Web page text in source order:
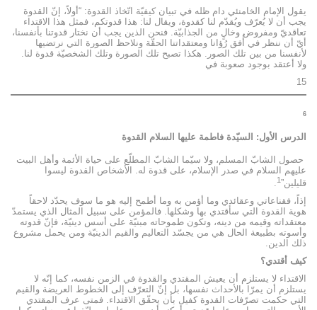
يقول الإمام الخامنئي دام ظله في تبيان كيفيّة اتّخاذ القدوة: “أولاً، إنّ القدوة
يجب أن لا يُعرّف ويُقدّم لنا كقدوة، ويقال لنا: هذا قدوتكم، فمثل هذا الاقتداء
تعاقديّ ومفروض وخالٍ من الجذابيّة. فنحن الذين يجب أن نختار قدوتنا بأنفسنا،
أيّ أن ننظر في أُفق رُؤانا ومعتقداتنا الحقّة ونلاحظ الصورة التي نرتضيها
لأنفسنا من بين تلك الصور. هكذا تصبح تلك الصورة وتلك الشخصيّة قدوة لنا.
ولا أعتقد بوجود صعوبة في
15
6
الدرس الأول: السيّدة فاطمة عليها السلام القدوة
حصول الشابّ المسلم، ولا سيّما الشابّ المطلّع على حياة الأئمة وأهل البيت
عليهم السلام في صدر الإسلام، على قدوة له. الأشخاص القدوة ليسوا
قليلين”1
.
إذاً، فقناعاتي وعقائدي وما أؤمن به وما أطمح إليه هو ما سوف يحدّد لاحقاً
هوية القدوة التي سأقتدي بها وشكلها. فالمؤمن على سبيل المثال الذي يستمدّ
معتقداته وقيمه من دينه، وتكون طموحاته مبنيّة على أسس دينيّة، فإنّ قدوته
وأسوته بطبيعة الحال هي من يجسّد التعاليم والقيم الدينيّة ومن يحمل مشروع
ذلك الدين.
كيف أقتدي؟
الاقتداء لا يستلزم أن يعيش المقتدي والقدوة في الزمن نفسه، كما إنّه لا
يستلزم أن يمرّا بالأحداث نفسها، بل إنّ التعرّف إلى الخطوط العريضة والقيم
التي حكمت تصرّفات القدوة كفيل بأن يحقّق الاقتداء. فمتى عرف المقتدي